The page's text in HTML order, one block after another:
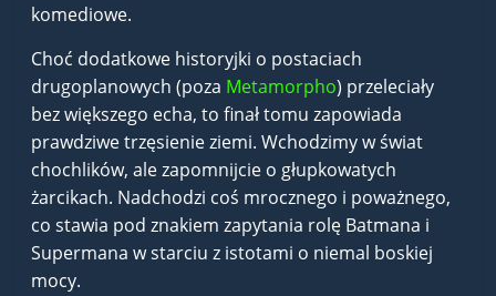
komediowe.
Choć dodatkowe historyjki o postaciach
drugoplanowych (poza Metamorpho) przeleciały
bez większego echa, to finał tomu zapowiada
prawdziwe trzęsienie ziemi. Wchodzimy w świat
chochlików, ale zapomnijcie o głupkowatych
żarcikach. Nadchodzi coś mrocznego i poważnego,
co stawia pod znakiem zapytania rolę Batmana i
Supermana w starciu z istotami o niemal boskiej
mocy.